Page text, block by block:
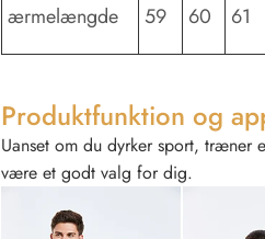
ærmelængde 59 60 61
Produktfunktion og
Uanset om du dyrker sport,
være et godt valg for dig.